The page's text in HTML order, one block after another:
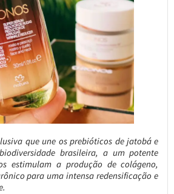
que une os prebióticos de jatobá e
brasileira, a um potente
estimulam a produção de colágeno,
para uma intensa redensificação e